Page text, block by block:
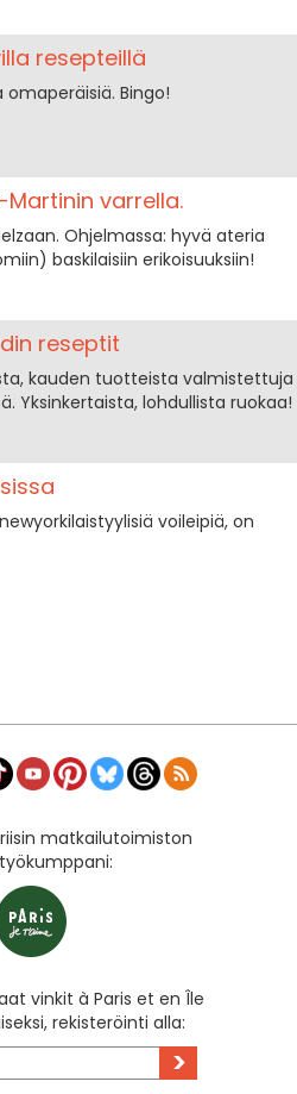
resepteillä
Bingo!
varrella.
Ohjelmassa: hyvä ateria
baskilaisiin erikoisuuksiin!
reseptit
kauden tuotteista valmistettuja
Yksinkertaista, lohdullista ruokaa!
voileipiä, on
matkailutoimiston
vinkit à Paris et en Île
rekisteröinti alla:
>